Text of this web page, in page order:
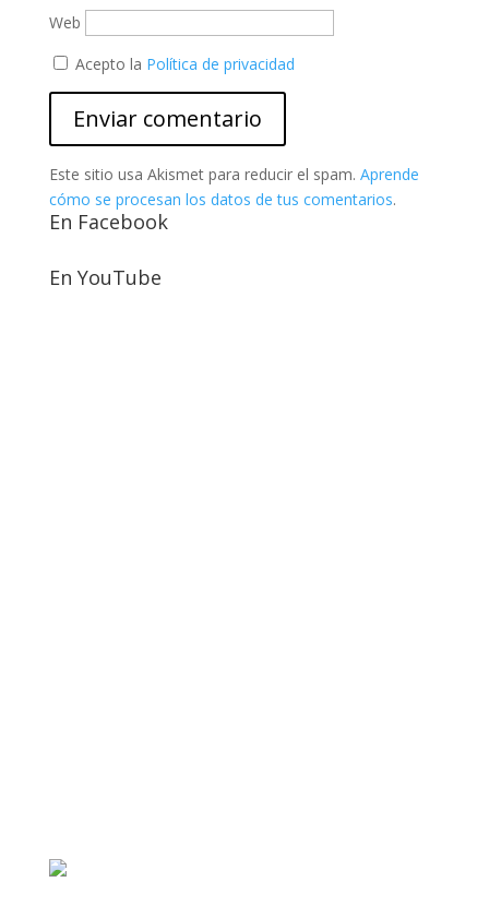
Web
Acepto la Política de privacidad
Este sitio usa Akismet para reducir el spam. Aprende
cómo se procesan los datos de tus comentarios.
En Facebook
En YouTube